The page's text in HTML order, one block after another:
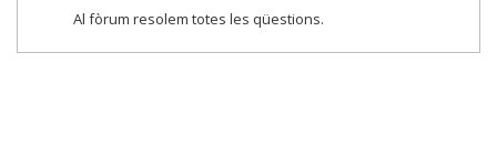
Al fòrum resolem totes les qüestions.